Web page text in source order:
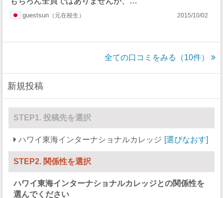
guestsun 元在校生 2015/10/02
全ての口コミをみる（10件）
新規投稿
STEP1. 投稿先を選択
ハワイ東海インターナショナルカレッジ 選びなおす
STEP2. 関係性を選択
ハワイ東海インターナショナルカレッジとの関係性を
選んでください